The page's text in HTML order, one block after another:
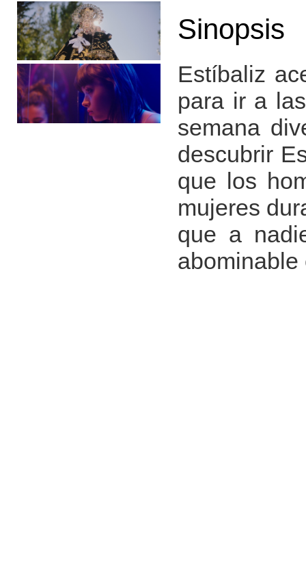
Sinopsis
Estíbaliz
para ir a
semana
descubrir
que los
mujeres
que a
abominable